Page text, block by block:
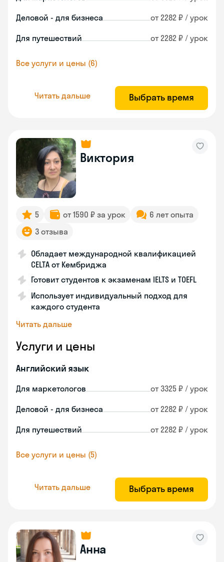
Деловой - для бизнеса от 2282 ₽ / урок
Для путешествий от 2282 ₽ / урок
Все услуги и цены (6)
Читать дальше Выбрать время
Виктория
5 от 1590 ₽ за урок
6 лет опыта
3 отзыва
Обладает международной квалификацией
CELTA от Кембриджа
Готовит студентов к экзаменам IELTS и TOEFL
Использует индивидуальный подход для
каждого студента
Читать дальше
Услуги и цены
Английский язык
Для маркетологов от 3325 ₽ / урок
Деловой - для бизнеса от 2282 ₽ / урок
Для путешествий от 2282 ₽ / урок
Все услуги и цены (5)
Читать дальше Выбрать время
Анна